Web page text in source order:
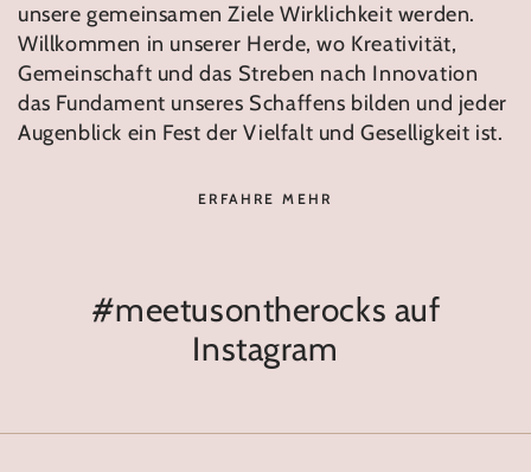
unsere gemeinsamen Ziele Wirklichkeit werden.
Willkommen in unserer Herde, wo Kreativität,
Gemeinschaft und das Streben nach Innovation
das Fundament unseres Schaffens bilden und jeder
Augenblick ein Fest der Vielfalt und Geselligkeit ist.
ERFAHRE MEHR
#meetusontherocks auf
Instagram